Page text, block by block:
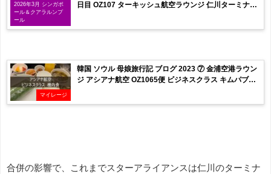
2026年3月 シンガポ
ール＆クアラルンプ
ール
日目 OZ107 ターキッシュ航空ラウンジ 仁川ターミナル
マイレージ
韓国 ソウル 母娘旅行記 ブログ 2023 ⑦ 金浦空港ラウン
ジ アシアナ航空 OZ1065便 ビジネスクラス キムパブ機
合併の影響で、これまでスターアライアンスは仁川のターミナ